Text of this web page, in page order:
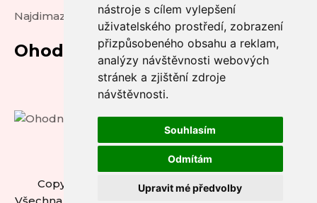
nástroje s cílem vylepšení
uživatelského prostředí, zobrazení
přizpůsobeného obsahu a reklam,
analýzy návštěvnosti webových
stránek a zjištění zdroje
návštěvnosti.
Souhlasím
Odmítám
Upravit mé předvolby
Najdimazlicka.cz
Ohodnoťte nás
Copyright © 2026 ZASTAVME UTRPENÍ z.s. -